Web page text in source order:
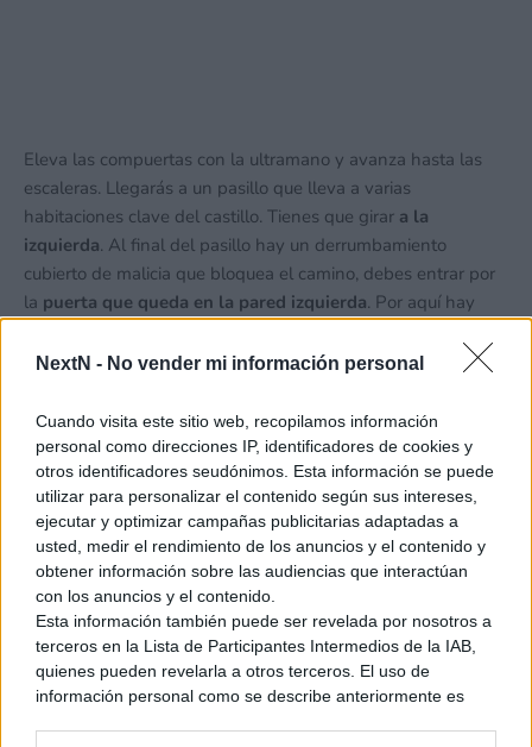
NextN - No vender mi información personal
Cuando visita este sitio web, recopilamos información
personal como direcciones IP, identificadores de cookies y
otros identificadores seudónimos. Esta información se puede
utilizar para personalizar el contenido según sus intereses,
ejecutar y optimizar campañas publicitarias adaptadas a
usted, medir el rendimiento de los anuncios y el contenido y
obtener información sobre las audiencias que interactúan
con los anuncios y el contenido.
Esta información también puede ser revelada por nosotros a
terceros en la Lista de Participantes Intermedios de la IAB,
quienes pueden revelarla a otros terceros. El uso de
información personal como se describe anteriormente es
Eleva las compuertas con la ultramano y avanza hasta las
escaleras. Llegarás a un pasillo que lleva a varias
habitaciones clave del castillo. Tienes que girar a la
izquierda. Al final del pasillo hay un derrumbamiento
cubierto de malicia que bloquea el camino, debes entrar por
la puerta que queda en la pared izquierda. Por aquí hay
está la salida del Pasadizo de la Familia Real, y a la derecha,
Busca la escalera destruida y supérala escalando por la
pared. El pasaje al que llegas está cubierto de aura maligna,
así que ten cuidado. Recórrelo hasta llegar a una zona que se
ha desprendido y verás que, tras ella, hay un cofre. Combina
un par de los tablones que encontrarás a tu alrededor
hacer un puente, y crúzalo para abrir el cofre. El uniforme de
guardia real está dentro.